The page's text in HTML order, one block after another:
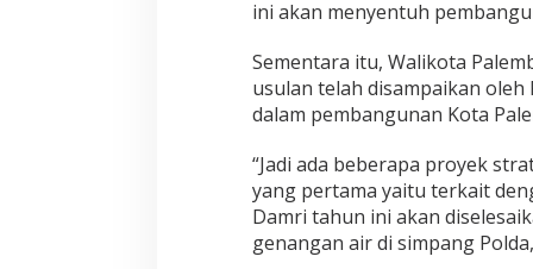
ini akan menyentuh
Sementara itu, Walikota
usulan telah disampaikan
dalam pembangunan Kota
“Jadi ada beberapa proyek
yang pertama yaitu terkait
Damri tahun ini akan
genangan air di simpang